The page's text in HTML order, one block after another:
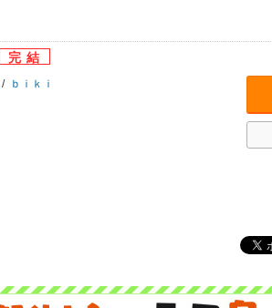
/
ｂｉｋｉ